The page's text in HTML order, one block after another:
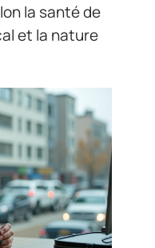
la santé de
et la nature